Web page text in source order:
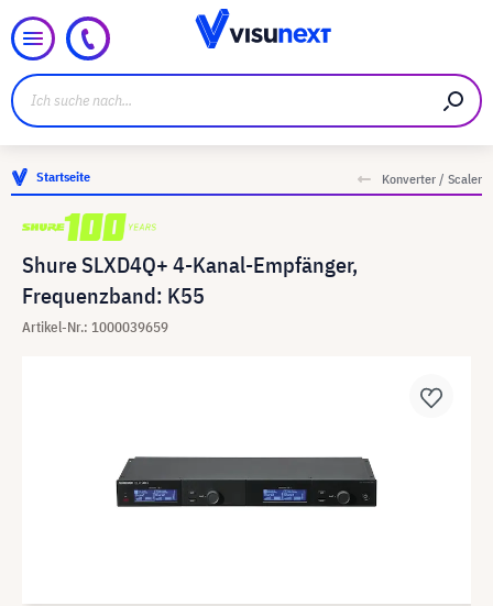
Startseite Konverter / Scaler
Shure SLXD4Q+ 4-Kanal-Empfänger,
Frequenzband: K55
Artikel-Nr.: 1000039659